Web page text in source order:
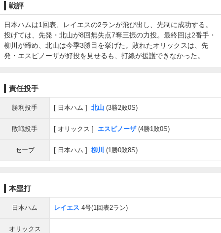
戦評
日本ハムは1回表、レイエスの2ランが飛び出し、先制に成功する。
投げては、先発・北山が8回無失点7奪三振の力投。最終回は2番手・
柳川が締め、北山は今季3勝目を挙げた。敗れたオリックスは、先
発・エスピノーザが好投を見せるも、打線が援護できなかった。
責任投手
勝利投手 日本ハム 北山 (3勝2敗0S)
敗戦投手 オリックス エスピノーザ(4勝1敗0S)
セーブ 日本ハム 柳川 (1勝0敗8S)
本塁打
日本ハム レイエス 4号(1回表2ラン)
オリックス